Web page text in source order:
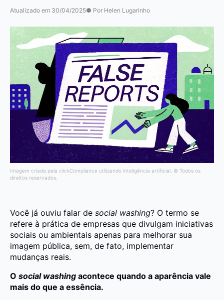
Atualizado em 30/04/2025● Por Helen Lugarinho
Imagem criada pela clickCompliance utilizando inteligência artificial. © Todos os
direitos reservados.
Você já ouviu falar de social washing? O termo se
refere à prática de empresas que divulgam iniciativas
sociais ou ambientais apenas para melhorar sua
imagem pública, sem, de fato, implementar
mudanças reais.
O social washing acontece quando a aparência vale
mais do que a essência.